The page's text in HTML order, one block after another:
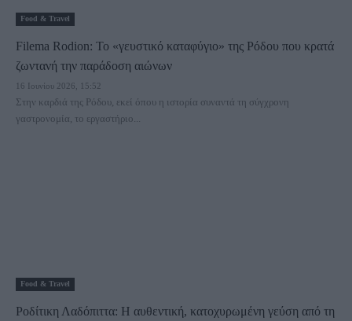
Food & Travel
Filema Rodion: Το «γευστικό καταφύγιο» της Ρόδου που κρατά
ζωντανή την παράδοση αιώνων
16 Ιουνίου 2026, 15:52
Στην καρδιά της Ρόδου, εκεί όπου η ιστορία συναντά τη σύγχρονη
γαστρονομία, το εργαστήριο...
Food & Travel
Ροδίτικη Λαδόπιττα: Η αυθεντική, κατοχυρωμένη γεύση από τη